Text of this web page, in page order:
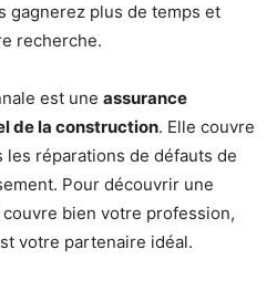
gagnerez plus de temps et
recherche.
est une assurance
de la construction. Elle couvre
les réparations de défauts de
Pour découvrir une
bien votre profession,
votre partenaire idéal.